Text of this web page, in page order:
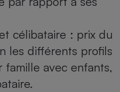
célibataire : prix du
les différents profils
famille avec enfants,